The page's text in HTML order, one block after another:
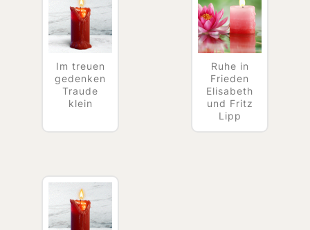
Im treuen
gedenken
Traude
klein
Ruhe in
Frieden
Elisabeth
und Fritz
Lipp